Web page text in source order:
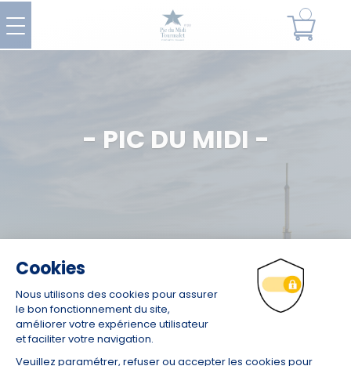
- PIC DU MIDI -
Choisissez votre domaine
Choisissez votre durée
1er jour d'activité